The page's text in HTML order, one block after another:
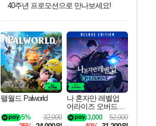
최대 90% 할인가를 만나보세요!
네이버혜택과 함께 만나보세요!
50%할인&추가 적립까지!
이니&베니 혜택까지!
네이버 혜택가와 함께 예약하세요!
할인&네이버혜택으로 만나보세요!
네이버페이 혜택과 만나보세요!
40주년 프로모션으로 만나보세요!
네이버 포인트 혜택까지!
할인가에 만나보세요!
일부 에디션 상시 할인!
혜택으로 예약 판매 중
편안하게 충전하세요
팰월드 Palworld
32,000
5%
나 혼자만 레벨업
어라이즈 오버드라
이브 디럭스 에디션
Solo Leveling Arise
52,000
3,000